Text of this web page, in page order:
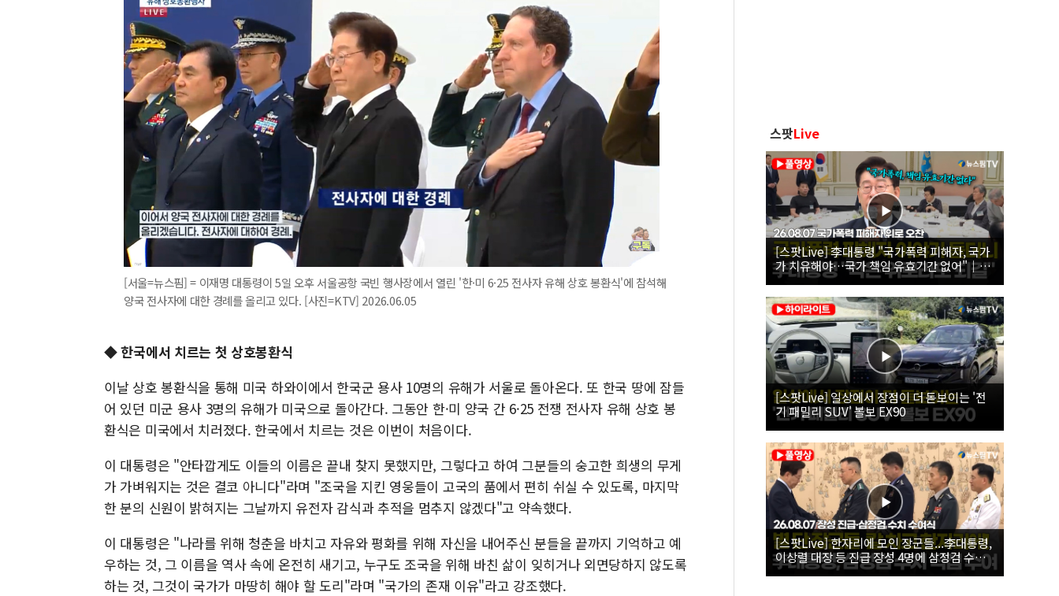
[서울=뉴스핌] = 이재명 대통령이 5일 오후 서울공항 국빈 행사장에서 열린 '한·미 6·25 전사자 유해 상호 봉환식'에 참석해
양국 전사자에 대한 경례를 올리고 있다. [사진=KTV] 2026.06.05
◆ 한국에서 치르는 첫 상호봉환식
이날 상호 봉환식을 통해 미국 하와이에서 한국군 용사 10명의 유해가 서울로 돌아온다. 또 한국 땅에 잠들
어 있던 미군 용사 3명의 유해가 미국으로 돌아간다. 그동안 한·미 양국 간 6·25 전쟁 전사자 유해 상호 봉
환식은 미국에서 치러졌다. 한국에서 치르는 것은 이번이 처음이다.
이 대통령은 "안타깝게도 이들의 이름은 끝내 찾지 못했지만, 그렇다고 하여 그분들의 숭고한 희생의 무게
가 가벼워지는 것은 결코 아니다"라며 "조국을 지킨 영웅들이 고국의 품에서 편히 쉬실 수 있도록, 마지막
한 분의 신원이 밝혀지는 그날까지 유전자 감식과 추적을 멈추지 않겠다"고 약속했다.
이 대통령은 "나라를 위해 청춘을 바치고 자유와 평화를 위해 자신을 내어주신 분들을 끝까지 기억하고 예
우하는 것, 그 이름을 역사 속에 온전히 새기고, 누구도 조국을 위해 바친 삶이 잊히거나 외면당하지 않도록
하는 것, 그것이 국가가 마땅히 해야 할 도리"라며 "국가의 존재 이유"라고 강조했다.
스팟Live
[스팟Live] 李대통령 "국가폭력 피해자, 국가
가 치유해야…국가 책임 유효기간 없어"｜
26.08.07 국가폭력 피해자 위로 오찬
[스팟Live] 일상에서 장점이 더 돋보이는 '전
기 패밀리 SUV' 볼보 EX90
[스팟Live] 한자리에 모인 장군들...李대통령,
이상렬 대장 등 진급 장성 4명에 삼정검 수치
직접 수여｜26.08.07 장성 진급·삼정검 수치